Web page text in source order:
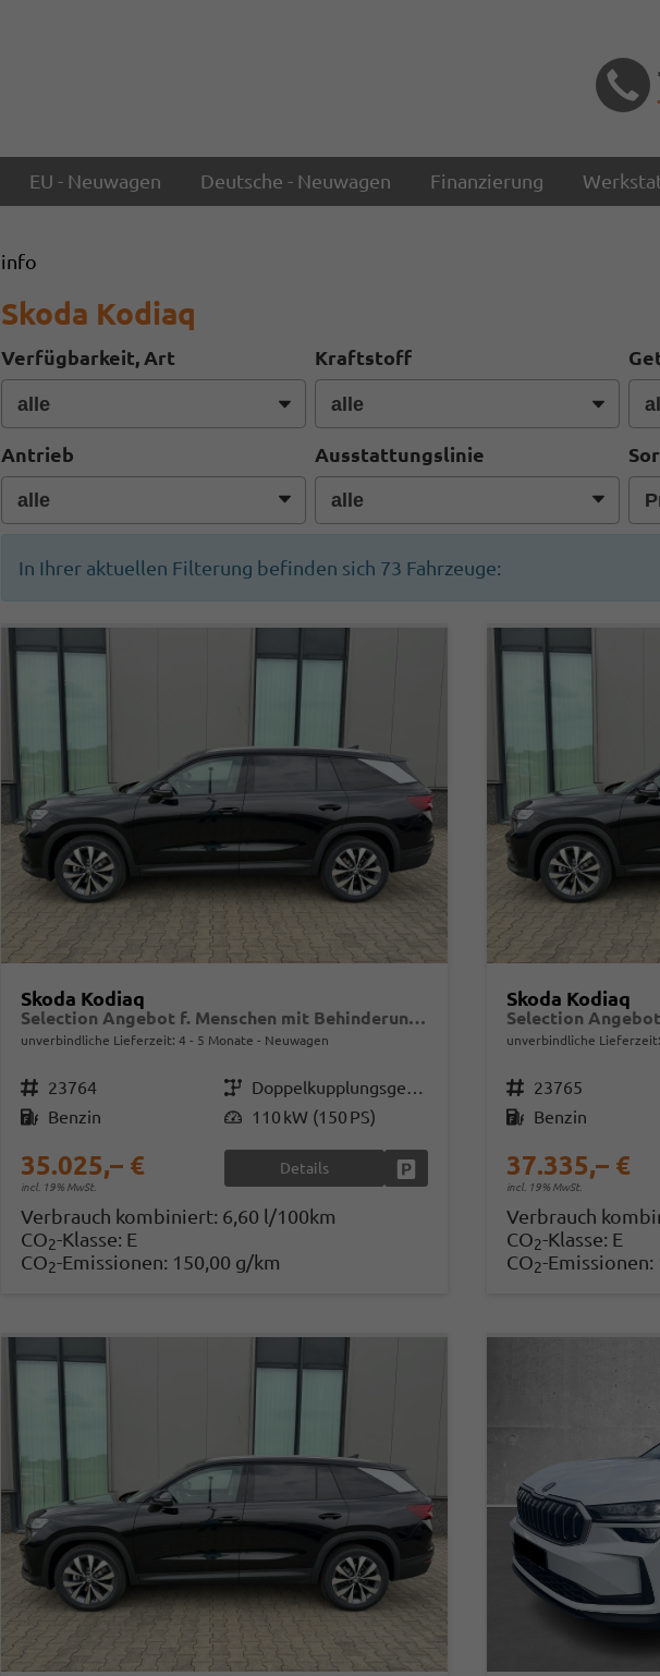
EU - Neuwagen Deutsche - Neuwagen Finanzierung
info
Skoda Kodiaq
Verfügbarkeit, Art Kraftstoff
Antrieb Ausstattungslinie
In Ihrer aktuellen Filterung befinden sich 73 Fahrzeuge:
Skoda Kodiaq
Selection Angebot f. Menschen mit Behinderung 100%! 1.5 TSI Mild-Hybrid 150PS DSG, 17" Alu, Parksensoren v/h, Rückfahrkamera, 3-Zonen-Climatronic, SunSet, Sitzheizung, Side Assist, Fernlicht-Assist, Tempomat, Infotainment 10" + Smartlink, Virtual Cockpit, Tempo
unverbindliche Lieferzeit: 4 - 5 Monate Neuwagen
Fahrzeugnr. 23764 Getriebe
Doppelkupplungsgetriebe (DSG)
Kraftstoff Benzin Leistung 110 kW (150 PS)
35.025,– €
incl. 19% MwSt.
Details Fahrzeug parken
Verbrauch kombiniert: 6,60 l/100km
CO2-Klasse: E
CO2-Emissionen: 150,00 g/km
Skoda Kodiaq
unverbindliche
Fahrzeugnr. 23765
Kraftstoff Benzin
37.335,– €
incl. 19% MwSt.
Verbrauch
CO2-Klasse: E
CO2-Emissionen: